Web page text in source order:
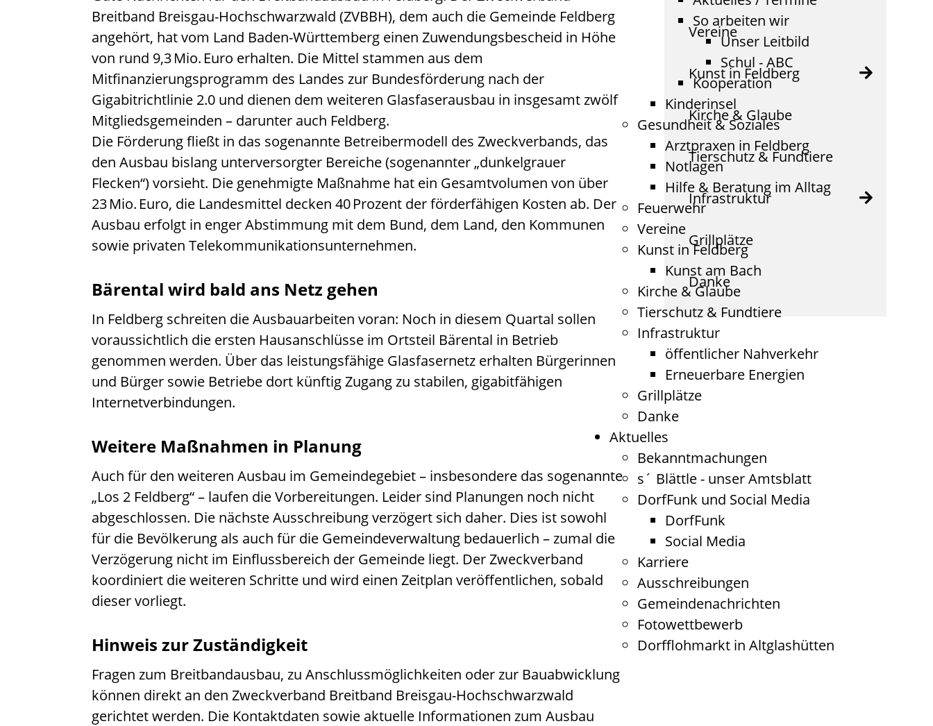
So arbeiten wir
Unser Leitbild
Schul - ABC
Kooperation
Kinderinsel
Gesundheit & Soziales
Arztpraxen in Feldberg
Notlagen
Hilfe & Beratung im Alltag
Feuerwehr
Vereine
Kunst in Feldberg
Kunst am Bach
Kirche & Glaube
Tierschutz & Fundtiere
Infrastruktur
öffentlicher Nahverkehr
Erneuerbare Energien
Grillplätze
Danke
Aktuelles
Bekanntmachungen
s´ Blättle - unser Amtsblatt
DorfFunk und Social Media
DorfFunk
Social Media
Karriere
Ausschreibungen
Gemeindenachrichten
Fotowettbewerb
Dorfflohmarkt in Altglashütten
Breitband Breisgau-Hochschwarzwald (ZVBBH), dem auch die Gemeinde Feldberg
angehört, hat vom Land Baden-Württemberg einen Zuwendungsbescheid in Höhe
von rund 9,3 Mio. Euro erhalten. Die Mittel stammen aus dem
Mitfinanzierungsprogramm des Landes zur Bundesförderung nach der
Gigabitrichtlinie 2.0 und dienen dem weiteren Glasfaserausbau in insgesamt zwölf
Mitgliedsgemeinden – darunter auch Feldberg.
Die Förderung fließt in das sogenannte Betreibermodell des Zweckverbands, das
den Ausbau bislang unterversorgter Bereiche (sogenannter „dunkelgrauer
Flecken“) vorsieht. Die genehmigte Maßnahme hat ein Gesamtvolumen von über
23 Mio. Euro, die Landesmittel decken 40 Prozent der förderfähigen Kosten ab. Der
Ausbau erfolgt in enger Abstimmung mit dem Bund, dem Land, den Kommunen
sowie privaten Telekommunikationsunternehmen.
Bärental wird bald ans Netz gehen
In Feldberg schreiten die Ausbauarbeiten voran: Noch in diesem Quartal sollen
voraussichtlich die ersten Hausanschlüsse im Ortsteil Bärental in Betrieb
genommen werden. Über das leistungsfähige Glasfasernetz erhalten Bürgerinnen
und Bürger sowie Betriebe dort künftig Zugang zu stabilen, gigabitfähigen
Internetverbindungen.
Weitere Maßnahmen in Planung
Auch für den weiteren Ausbau im Gemeindegebiet – insbesondere das sogenannte
„Los 2 Feldberg“ – laufen die Vorbereitungen. Leider sind Planungen noch nicht
abgeschlossen. Die nächste Ausschreibung verzögert sich daher. Dies ist sowohl
für die Bevölkerung als auch für die Gemeindeverwaltung bedauerlich – zumal die
Verzögerung nicht im Einflussbereich der Gemeinde liegt. Der Zweckverband
koordiniert die weiteren Schritte und wird einen Zeitplan veröffentlichen, sobald
dieser vorliegt.
Hinweis zur Zuständigkeit
Fragen zum Breitbandausbau, zu Anschlussmöglichkeiten oder zur Bauabwicklung
können direkt an den Zweckverband Breitband Breisgau-Hochschwarzwald
gerichtet werden. Die Kontaktdaten sowie aktuelle Informationen zum Ausbau
Vereine
Kunst in Feldberg
Kirche & Glaube
Tierschutz & Fundtiere
Infrastruktur
Grillplätze
Danke